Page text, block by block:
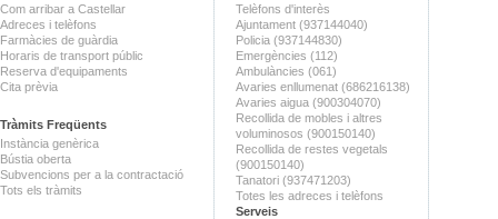
Com arribar a Castellar
Adreces i telèfons
Farmàcies de guàrdia
Horaris de transport públic
Reserva d'equipaments
Cita prèvia
Tràmits Freqüents
Instància genèrica
Bústia oberta
Subvencions per a la contractació
Tots els tràmits
Telèfons d'interès
Ajuntament (937144040)
Policia (937144830)
Emergències (112)
Ambulàncies (061)
Avaries enllumenat (686216138)
Avaries aigua (900304070)
Recollida de mobles i altres
voluminosos (900150140)
Recollida de restes vegetals
(900150140)
Tanatori (937471203)
Totes les adreces i telèfons
Serveis